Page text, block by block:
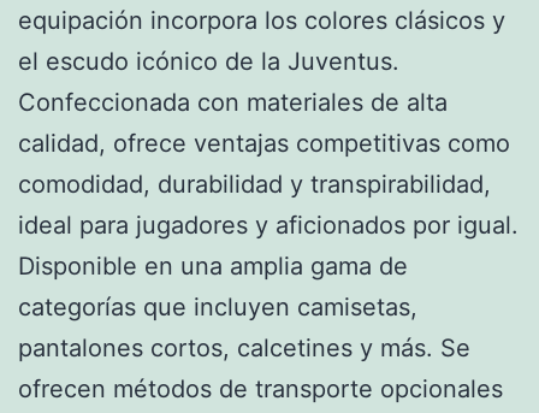
equipación incorpora los colores clásicos y
el escudo icónico de la Juventus.
Confeccionada con materiales de alta
calidad, ofrece ventajas competitivas como
comodidad, durabilidad y transpirabilidad,
ideal para jugadores y aficionados por igual.
Disponible en una amplia gama de
categorías que incluyen camisetas,
pantalones cortos, calcetines y más. Se
ofrecen métodos de transporte opcionales